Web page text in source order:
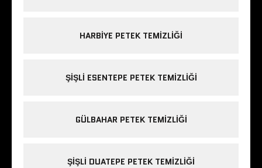
HARBIYE PETEK TEMIZLIĞI
ŞIŞLI ESENTEPE PETEK TEMIZLIĞI
GÜLBAHAR PETEK TEMIZLIĞI
ŞIŞLI DUATEPE PETEK TEMIZLIĞI